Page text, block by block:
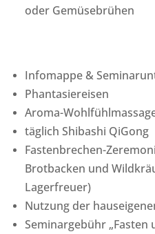
oder Gemüsebrühen
Infomappe &
Phantasiereisen
Aroma-
täglich Shibashi QiGong
Fastenbrechen-
Brotbacken und
Lagerfreuer)
Nutzung der
Seminargebühr „Fasten